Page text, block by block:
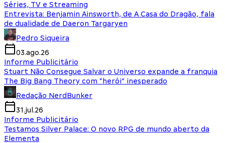
Séries, TV e Streaming
Entrevista: Benjamin Ainsworth, de A Casa do Dragão, fala
de dualidade de Daeron Targaryen
Pedro Siqueira
03.ago.26
Informe Publicitário
Stuart Não Consegue Salvar o Universo expande a franquia
The Big Bang Theory com “herói” inesperado
Redação NerdBunker
31.jul.26
Informe Publicitário
Testamos Silver Palace: O novo RPG de mundo aberto da
Elementa